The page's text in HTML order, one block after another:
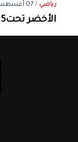
رياضي /07 أغسطس 2026
الأخضر تحت15 يجري تدريباته في أبها